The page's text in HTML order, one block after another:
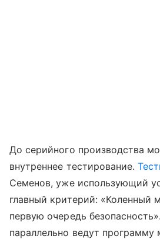
До серийного производства
внутреннее тестирование.
Семенов, уже использующий
главный критерий: «Коленный
первую очередь
параллельно ведут программу